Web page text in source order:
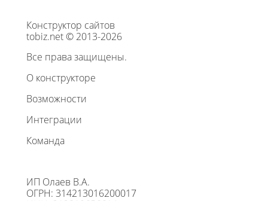
Конструктор сайтов
tobiz.net © 2013-2026
Все права защищены.
О конструкторе
Возможности
Интеграции
Команда
ИП Олаев В.А.
ОГРН: 314213016200017